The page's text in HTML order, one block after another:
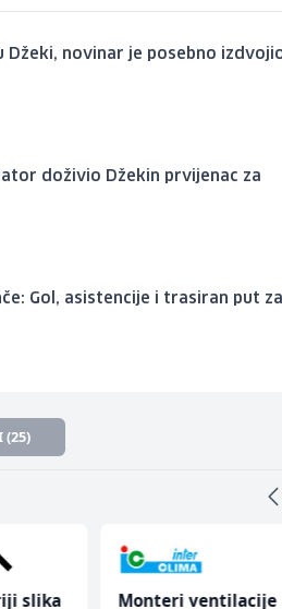
Džeki, novinar je posebno
doživio Džekin prvijenac za
Gol, asistencije i trasiran put
(25)
slika Monteri ventilacije